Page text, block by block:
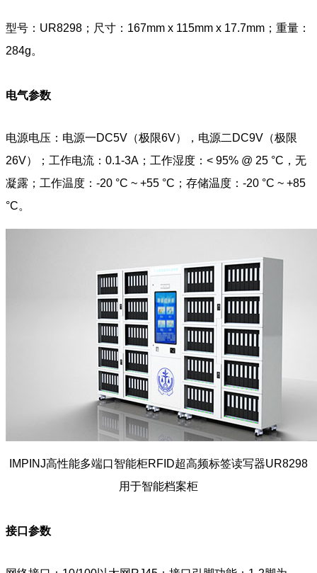
型号：UR8298；尺寸：167mm x 115mm x 17.7mm；重量：
284g。
电气参数
电源电压：电源一DC5V（极限6V），电源二DC9V（极限
26V）；工作电流：0.1-3A；工作湿度：< 95% @ 25 °C，无
凝露；工作温度：-20 °C ~ +55 °C；存储温度：-20 °C ~ +85
°C。
IMPINJ高性能多端口智能柜RFID超高频标签读写器UR8298
用于智能档案柜
接口参数